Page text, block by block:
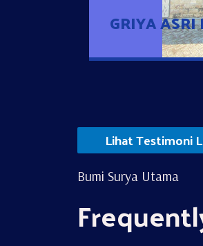
GRIYA
Lihat Testimoni
Bumi Surya Utama